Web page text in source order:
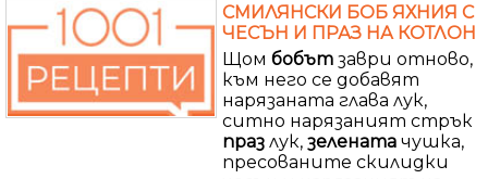
СМИЛЯНСКИ БОБ ЯХНИЯ С
ЧЕСЪН И ПРАЗ НА КОТЛОН
Щом бобът заври отново,
към него се добавят
нарязаната глава лук,
ситно нарязаният стрък
праз лук, зелената чушка,
пресованите скилидки